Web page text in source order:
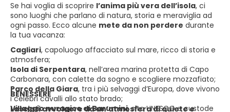
Se hai voglia di scoprire l’anima più vera dell’isola, ci
sono luoghi che parlano di natura, storia e meraviglia ad
ogni passo. Ecco alcune mete da non perdere durante
la tua vacanza:
Cagliari, capoluogo affacciato sul mare, ricco di storia e
atmosfera;
Isola di Serpentara, nell’area marina protetta di Capo
Carbonara, con calette da sogno e scogliere mozzafiato;
Parco della Giara, tra i più selvaggi d’Europa, dove vivono
i celebri cavalli allo stato brado;
Villaggio nuragico di Barumini, sito UNESCO e custode
BENESSERE
Lasciati avvolgere da un’atmosfera di quiete e